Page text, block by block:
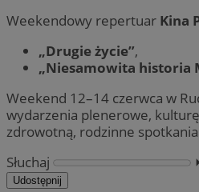
Weekendowy repertuar Kina
„Drugie życie”,
„Niesamowita historia
Weekend 12–14 czerwca w
wydarzenia plenerowe,
zdrowotną, rodzinne
Słuchaj
⏵︎
Udostępnij